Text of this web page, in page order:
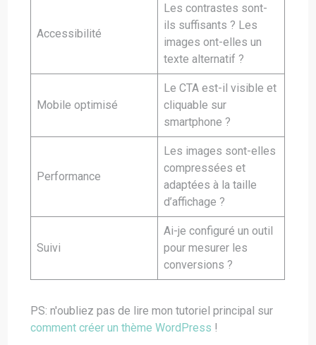
Accessibilité
Les contrastes sont-
ils suffisants ? Les
images ont-elles un
texte alternatif ?
Mobile optimisé
Le CTA est-il visible et
cliquable sur
smartphone ?
Performance
Les images sont-elles
compressées et
adaptées à la taille
d’affichage ?
Suivi
Ai-je configuré un outil
pour mesurer les
conversions ?
PS: n'oubliez pas de lire mon tutoriel principal sur
comment créer un thème WordPress !